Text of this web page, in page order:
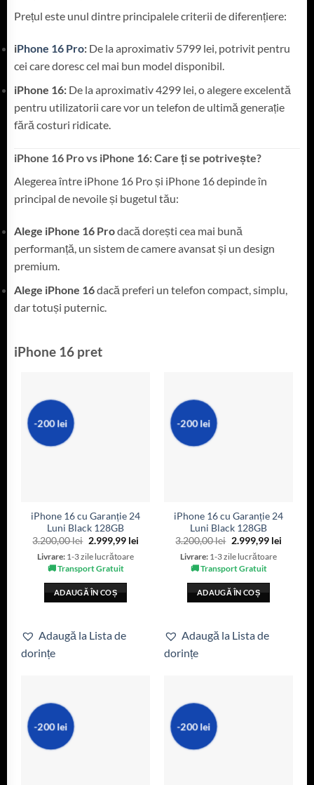
Prețul este unul dintre principalele criterii de diferențiere:
iPhone 16 Pro: De la aproximativ 5799 lei, potrivit pentru
cei care doresc cel mai bun model disponibil.
iPhone 16: De la aproximativ 4299 lei, o alegere excelentă
pentru utilizatorii care vor un telefon de ultimă generație
fără costuri ridicate.
iPhone 16 Pro vs iPhone 16: Care ți se potrivește?
Alegerea între iPhone 16 Pro și iPhone 16 depinde în
principal de nevoile și bugetul tău:
Alege iPhone 16 Prodacă dorești cea mai bună
performanță, un sistem de camere avansat și un design
premium.
Alege iPhone 16dacă preferi un telefon compact, simplu,
dar totuși puternic.
iPhone 16 pret
-200 lei
iPhone 16 cu Garanție 24
Luni Black 128GB
3.200,00lei 2.999,99 lei
Livrare: 1-3 zile lucrătoare
🚚 Transport Gratuit
ADAUGĂ ÎN COȘ
Adaugă la Lista de
dorințe
-200 lei
iPhone 16 cu Garanție 24
Luni Black 128GB
3.200,00lei 2.999,99 lei
Livrare: 1-3 zile lucrătoare
🚚 Transport Gratuit
ADAUGĂ ÎN COȘ
Adaugă la Lista de
dorințe
-200 lei -200 lei